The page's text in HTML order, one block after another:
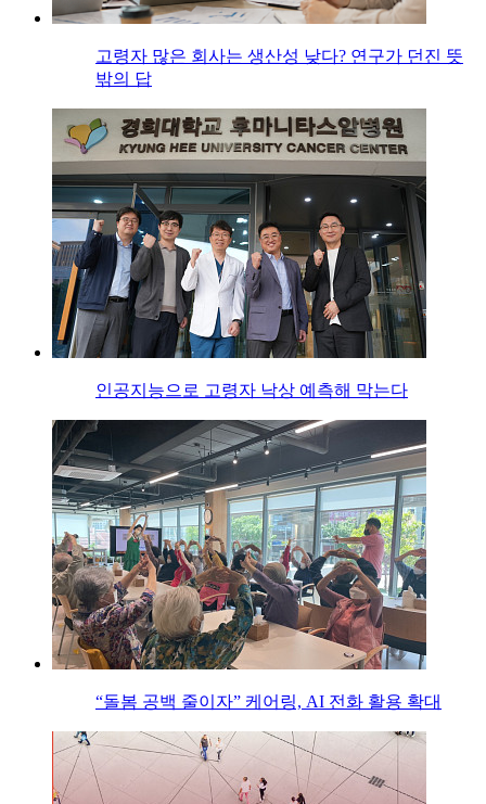
고령자 많은 회사는 생산성 낮다? 연구가 던진 뜻
밖의 답
인공지능으로 고령자 낙상 예측해 막는다
“돌봄 공백 줄이자” 케어링, AI 전화 활용 확대